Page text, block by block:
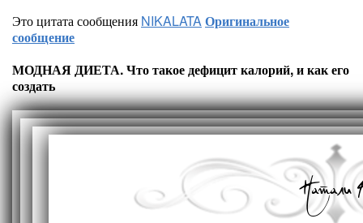
Это цитата сообщения NIKALATAОригинальное
сообщение
МОДНАЯ ДИЕТА. Что такое дефицит калорий, и как его
создать